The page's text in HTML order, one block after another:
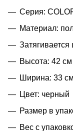
Серия:
Материал:
Высота: 42 см
Ширина: 33 см
Цвет: черный
Размер в
Вес с